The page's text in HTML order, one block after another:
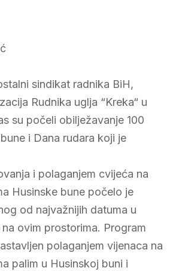
sindikat radnika BiH,
Rudnika uglja “Kreka“ u
su počeli obilježavanje 100
i Dana rudara koji je
i polaganjem cvijeća na
Husinske bune počelo je
od najvažnijih datuma u
ovim prostorima. Program
polaganjem vijenaca na
palim u Husinskoj buni i